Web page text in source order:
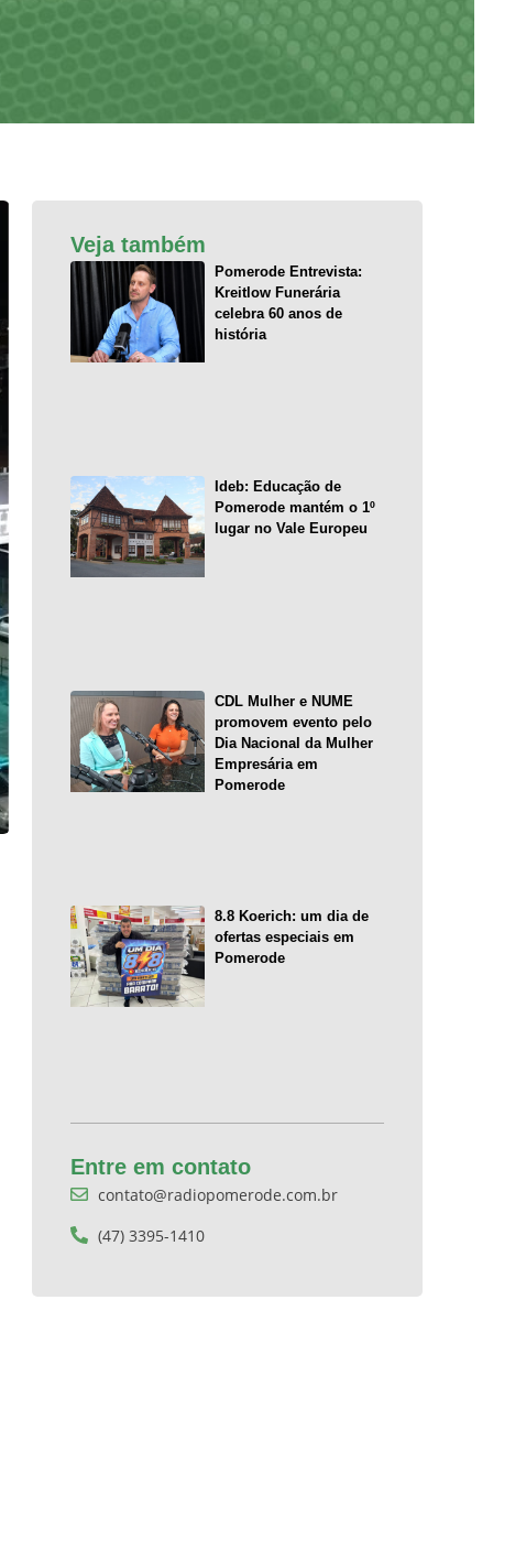
Veja também
Pomerode Entrevista:
Kreitlow Funerária
celebra 60 anos de
história
Ideb: Educação de
Pomerode mantém o 1º
lugar no Vale Europeu
CDL Mulher e NUME
promovem evento pelo
Dia Nacional da Mulher
Empresária em
Pomerode
8.8 Koerich: um dia de
ofertas especiais em
Pomerode
Entre em contato
contato@radiopomerode.com.br
(47) 3395-1410